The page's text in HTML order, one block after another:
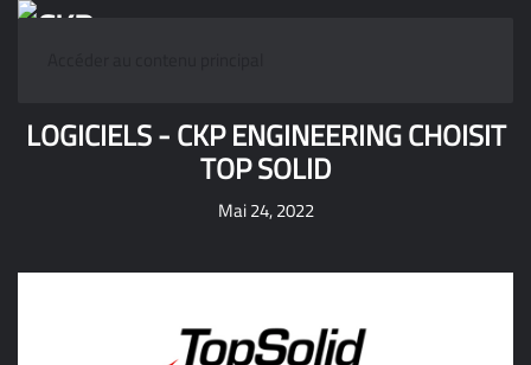
LOGICIELS - CKP ENGINEERING CHOISIT
TOP SOLID
Mai 24, 2022